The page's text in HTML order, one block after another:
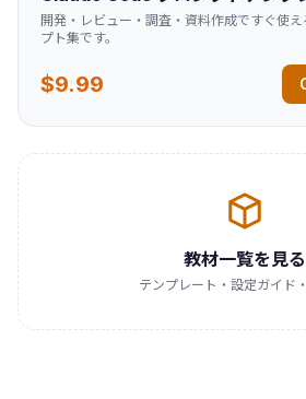
開発・レビュー・調査・資料作成ですぐ使
プト集です。
$9.99
教材一覧を見る
テンプレート・設定ガイド